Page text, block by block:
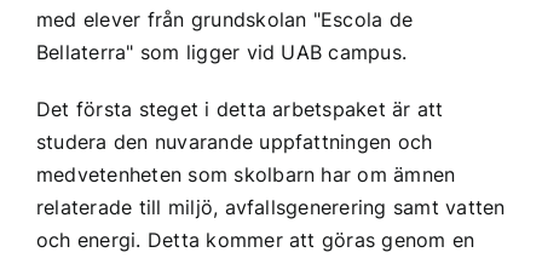
med elever från grundskolan "Escola de
Bellaterra" som ligger vid UAB campus.
Det första steget i detta arbetspaket är att
studera den nuvarande uppfattningen och
medvetenheten som skolbarn har om ämnen
relaterade till miljö, avfallsgenerering samt vatten
och energi. Detta kommer att göras genom en